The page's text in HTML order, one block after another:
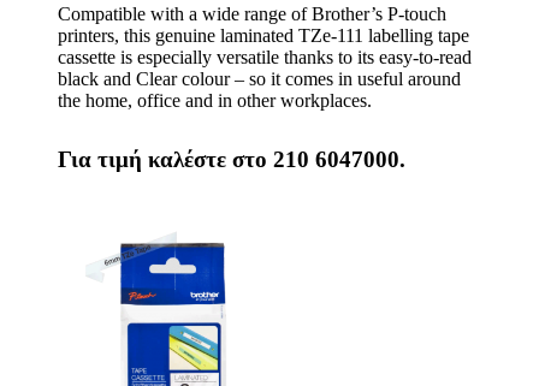
Compatible with a wide range of Brother’s P-touch
printers, this genuine laminated TZe-111 labelling tape
cassette is especially versatile thanks to its easy-to-read
black and Clear colour – so it comes in useful around
the home, office and in other workplaces.
Για τιμή καλέστε στο 210 6047000.